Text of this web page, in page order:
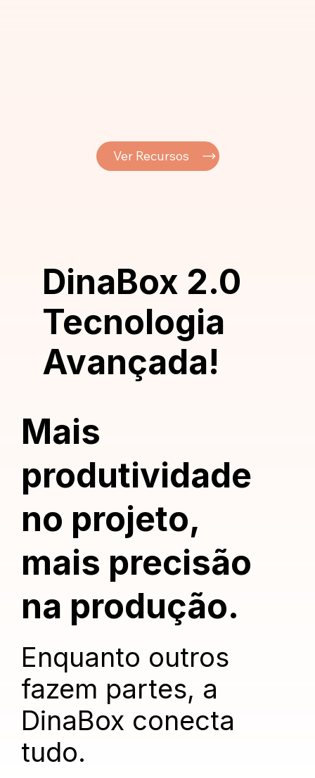
Ver Recursos
DinaBox 2.0
Tecnologia
Avançada!
Mais
produtividade
no projeto,
mais precisão
na produção.
Enquanto outros
fazem partes, a
DinaBox conecta
tudo.